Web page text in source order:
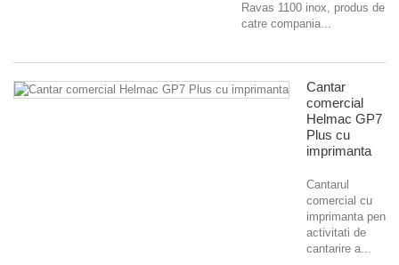
Ravas 1100 inox, produs de
catre compania...
Cantar
comercial
Helmac GP7
Plus cu
imprimanta
Cantarul
comercial cu
imprimanta pentru
activitati de
cantarire a...